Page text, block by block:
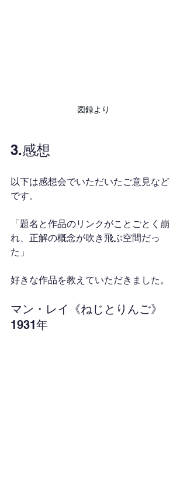
図録より
3.感想
以下は感想会でいただいたご意見など
です。
「題名と作品のリンクがことごとく崩
れ、正解の概念が吹き飛ぶ空間だっ
た」
好きな作品を教えていただきました。
マン・レイ《ねじとりんご》
1931年